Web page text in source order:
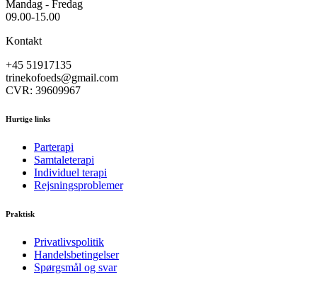
Mandag - Fredag
09.00-15.00
Kontakt
+45 51917135
trinekofoeds@gmail.com
CVR: 39609967
Hurtige links
Parterapi
Samtaleterapi
Individuel terapi
Rejsningsproblemer
Praktisk
Privatlivspolitik
Handelsbetingelser
Spørgsmål og svar